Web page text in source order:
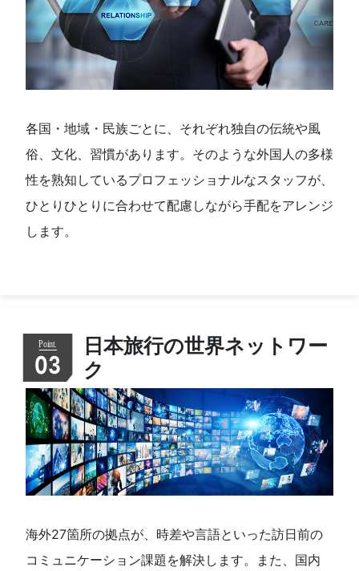
各国・地域・民族ごとに、それぞれ独自の伝統や風
俗、文化、習慣があります。そのような外国人の多様
性を熟知しているプロフェッショナルなスタッフが、
ひとりひとりに合わせて配慮しながら手配をアレンジ
します。
03
日本旅行の世界ネットワー
ク
海外27箇所の拠点が、時差や言語といった訪日前の
コミュニケーション課題を解決します。また、国内